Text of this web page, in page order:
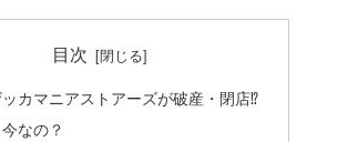
目次
カマニアストアーズが破産・閉店⁉
なの？